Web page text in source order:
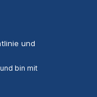
und
bin mit